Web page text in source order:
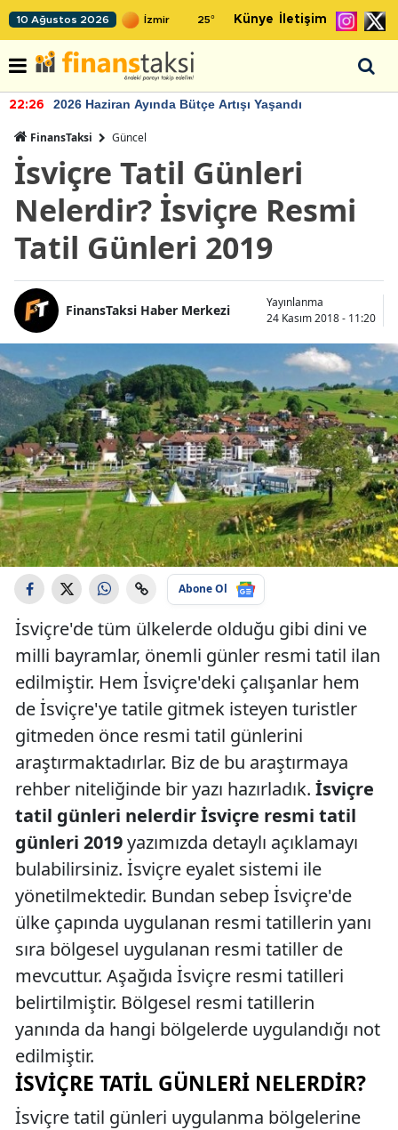
10 Ağustos 2026 25° Künye İletişim
Haziran Ayında Bütçe Artışı Yaşandı
FinansTaksi Güncel
İsviçre Tatil Günleri
Nelerdir? İsviçre Resmi
Tatil Günleri 2019
FinansTaksi Haber Merkezi
Yayınlanma
24 Kasım 2018 - 11:20
Abone Ol
İsviçre'de tüm ülkelerde olduğu gibi dini ve
milli bayramlar, önemli günler resmi tatil ilan
edilmiştir. Hem İsviçre'deki çalışanlar hem
de İsviçre'ye tatile gitmek isteyen turistler
gitmeden önce resmi tatil günlerini
araştırmaktadırlar. Biz de bu araştırmaya
rehber niteliğinde bir yazı hazırladık. İsviçre
tatil günleri nelerdir İsviçre resmi tatil
günleri 2019yazımızda detaylı açıklamayı
bulabilirsiniz. İsviçre eyalet sistemi ile
yönetilmektedir. Bundan sebep İsviçre'de
ülke çapında uygulanan resmi tatillerin yanı
sıra bölgesel uygulanan resmi tatiller de
mevcuttur. Aşağıda İsviçre resmi tatilleri
belirtilmiştir. Bölgesel resmi tatillerin
yanında da hangi bölgelerde uygulandığı not
edilmiştir.
İSVIÇRE TATIL GÜNLERI NELERDIR?
İsviçre tatil günleri uygulanma bölgelerine